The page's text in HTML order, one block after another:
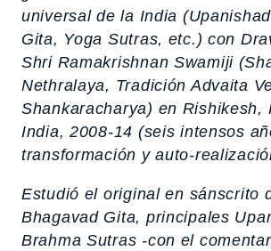
universal de la India
Gita, Yoga Sutras, etc.) con
Shri Ramakrishnan Swamiji
Nethralaya, Tradición Advaita
Shankaracharya) en Rishikesh,
India, 2008-14 (seis intensos
transformación y auto-
Estudió el original en sánscrito
Bhagavad Gita, principales
Brahma Sutras -con el